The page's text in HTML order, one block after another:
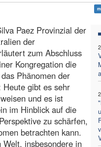
Paez Provinzial der
der
zum Abschluss
Kongregation die
Phänomen der
Heute gibt es sehr
und es ist
im Hinblick auf die
zu schärfen,
betrachten kann.
insbesondere in